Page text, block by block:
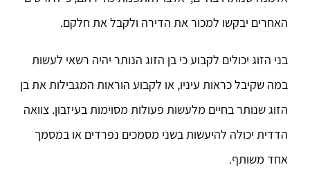
האחרים יבקשו למכור את הדירה ולקבל את חלקם.
בני הזוג יכולים לקבוע כי בן הזוג הנותר יהיה רשאי לעשות
במה שקיבל כראות עיניו, או לקבוע הוראות המגבילות את בן
הזוג שנותר בחיים מלעשות פעולות מסוימות בעיזבון. צוואה
הדדית יכולה להיעשות בשני מסמכים נפרדים או במסמך
אחד משותף.